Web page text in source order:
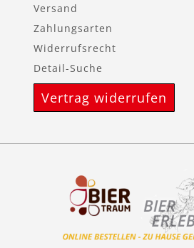
Versand
Zahlungsarten
Widerrufsrecht
Detail-Suche
Vertrag widerrufen